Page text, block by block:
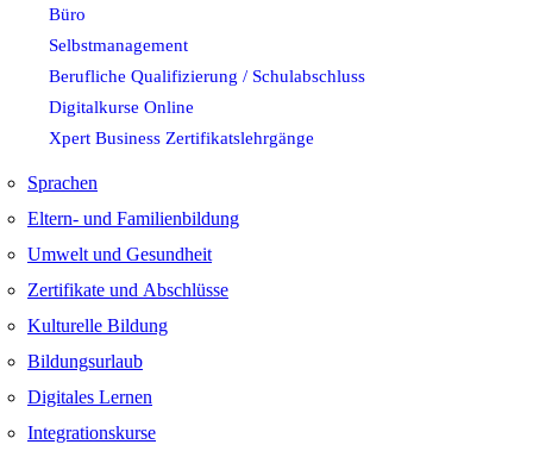
Büro
Selbstmanagement
Berufliche Qualifizierung / Schulabschluss
Digitalkurse Online
Xpert Business Zertifikatslehrgänge
Sprachen
Eltern- und Familienbildung
Umwelt und Gesundheit
Zertifikate und Abschlüsse
Kulturelle Bildung
Bildungsurlaub
Digitales Lernen
Integrationskurse